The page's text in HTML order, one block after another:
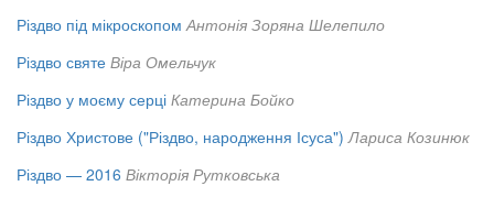
Різдво під мікроскопом Антонія Зоряна Шелепило
Різдво святе Віра Омельчук
Різдво у моєму серці Катерина Бойко
Різдво Христове ("Різдво, народження Ісуса") Лариса Козинюк
Різдво — 2016 Вікторія Рутковська